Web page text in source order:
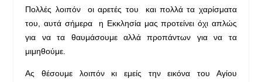
Πολλές λοιπόν οι αρετές του και πολλά τα χαρίσματα
του, αυτά σήμερα η Εκκλησία μας προτείνει όχι απλώς
για να τα θαυμάσουμε αλλά προπάντων για να τα
μιμηθούμε.
Ας θέσουμε λοιπόν κι εμείς την εικόνα του Αγίου